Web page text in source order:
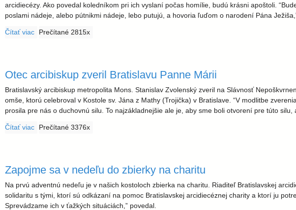
a
r
i
d
i
c
é
arcidiecézy. Ako povedal koledníkom pri ich vyslaní počas homílie, budú krásni apoštoli.
poslami nádeje, alebo pútnikmi nádeje, lebo putujú, a hovoria ľuďom o narodení Pána
Čítať viac o Otec arcibiskup vyslal koledníkov Dobrej noviny
Prečítané 2815x
Otec arcibiskup zveril Bratislavu Panne Márii
Bratislavský arcibiskup metropolita Mons. Stanislav Zvolenský zveril na Slávnosť
omše, ktorú celebroval v Kostole sv. Jána z Mathy (Trojička) v Bratislave. “V modlitbe
prosila pre nás o duchovnú silu. To najzákladnejšie ale je, aby sme boli otvorení pre túto
Čítať viac o Otec arcibiskup zveril Bratislavu Panne Márii
Prečítané 3376x
Zapojme sa v nedeľu do zbierky na charitu
Na prvú adventnú nedeľu je v našich kostoloch zbierka na charitu. Riaditeľ Bratislavskej
solidaritu s tými, ktorí sú odkázaní na pomoc Bratislavskej arcidiecéznej charity a ktorí ju
Sprevádzame ich v ťažkých situáciách,” povedal.